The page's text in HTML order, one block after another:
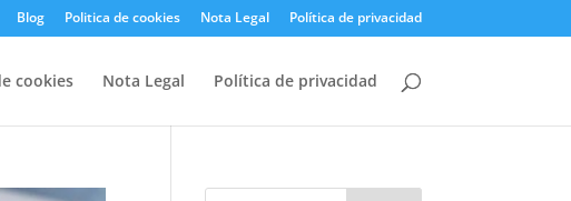
Blog Politica de cookies Nota Legal Política de privacidad
cookies Nota Legal Política de privacidad